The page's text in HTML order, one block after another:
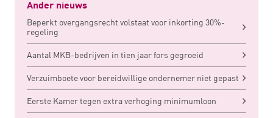
Ander nieuws
Beperkt overgangsrecht volstaat voor inkorting 30%-
regeling
Aantal MKB-bedrijven in tien jaar fors gegroeid
Verzuimboete voor bereidwillige ondernemer niet gepast
Eerste Kamer tegen extra verhoging minimumloon